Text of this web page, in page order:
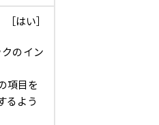
はい］
のイン
項目を
るよう